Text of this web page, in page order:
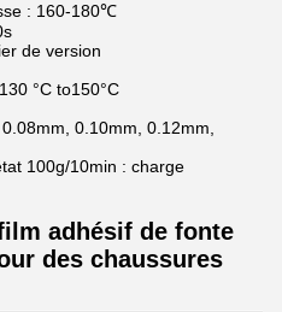
: 160-180℃
de version
°C to150°C
0.10mm, 0.12mm,
100g/10min : charge
adhésif de fonte
des chaussures